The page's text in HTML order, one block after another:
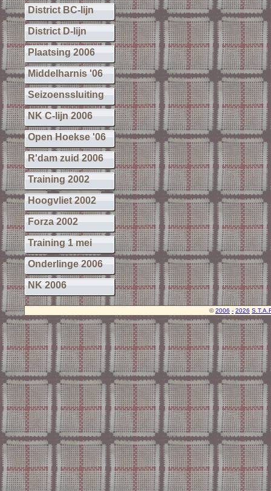
District BC-lijn
District D-lijn
Plaatsing 2006
Middelharnis '06
Seizoenssluiting
NK C-lijn 2006
Open Hoekse '06
R'dam zuid 2006
Training 2002
Hoogvliet 2002
Forza 2002
Training 1 mei
Onderlinge 2006
NK 2006
© 2006 - 2026